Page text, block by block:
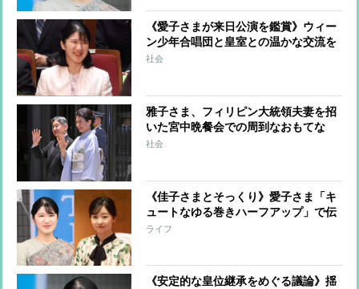
《愛子さまが来日公演を鑑賞》ウィー
ン少年合唱団と皇室との温かな交流を
重ねてきた歴史 愛子さまご誕生を祝
社会
雅子さま、フィリピン大統領夫妻を招
いた宮中晩餐会での周到なおもてな
し 料理や音楽など“雅子さま流”の心
社会
《佳子さまとそっくり》愛子さま「キ
ュートなゆる巻きハーフアップ」で伝
統の一戦を観戦
ライフ
《安定的な皇位継承をめぐる議論》揺